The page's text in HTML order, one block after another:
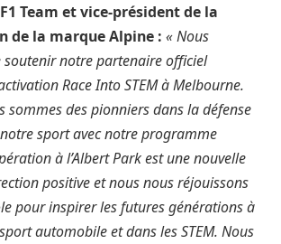
Team et vice-président de la
de la marque Alpine : « Nous
soutenir notre partenaire officiel
Race Into STEM à Melbourne.
sommes des pionniers dans la défense
sport avec notre programme
à l’Albert Park est une nouvelle
positive et nous nous réjouissons
pour inspirer les futures générations à
automobile et dans les STEM. Nous